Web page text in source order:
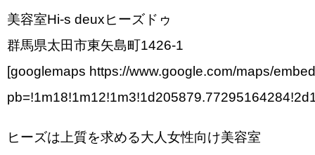
美容室Hi-s deuxヒーズドゥ
群馬県太田市東矢島町1426-1
[googlemaps https://www.google.com/maps/
ヒーズは上質を求める大人女性向け美容室